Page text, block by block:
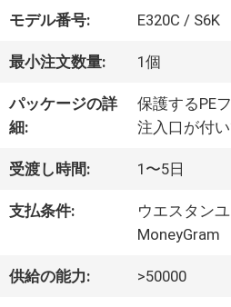
ビ
デ
オ
私
ち
モデル番号: E320C / S6K
最小注文数量: 1個
パッケージの詳
細:
保護するPE
注入口が付
受渡し時間: 1〜5日
支払条件:
ウエスタン
MoneyGram
供給の能力: >50000